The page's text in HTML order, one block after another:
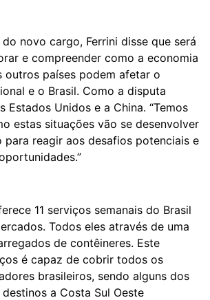
novo cargo, Ferrini disse que será
e compreender como a economia
países podem afetar o
e o Brasil. Como a disputa
Estados Unidos e a China. “Temos
estas situações vão se desenvolver
para reagir aos desafios potenciais e
11 serviços semanais do Brasil
Todos eles através de uma
de contêineres. Este
é capaz de cobrir todos os
brasileiros, sendo alguns dos
a Costa Sul Oeste